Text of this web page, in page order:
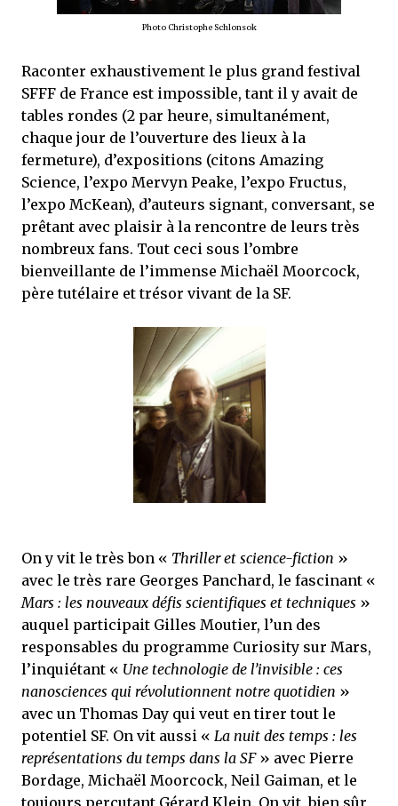
Photo Christophe Schlonsok
Raconter exhaustivement le plus grand festival
SFFF de France est impossible, tant il y avait de
tables rondes (2 par heure, simultanément,
chaque jour de l’ouverture des lieux à la
fermeture), d’expositions (citons Amazing
Science, l’expo Mervyn Peake, l’expo Fructus,
l’expo McKean), d’auteurs signant, conversant, se
prêtant avec plaisir à la rencontre de leurs très
nombreux fans. Tout ceci sous l’ombre
bienveillante de l’immense Michaël Moorcock,
père tutélaire et trésor vivant de la SF.
On y vit le très bon « Thriller et science-fiction »
avec le très rare Georges Panchard, le fascinant «
Mars : les nouveaux défis scientifiques et techniques »
auquel participait Gilles Moutier, l’un des
responsables du programme Curiosity sur Mars,
l’inquiétant « Une technologie de l’invisible : ces
nanosciences qui révolutionnent notre quotidien »
avec un Thomas Day qui veut en tirer tout le
potentiel SF. On vit aussi « La nuit des temps : les
représentations du temps dans la SF» avec Pierre
Bordage, Michaël Moorcock, Neil Gaiman, et le